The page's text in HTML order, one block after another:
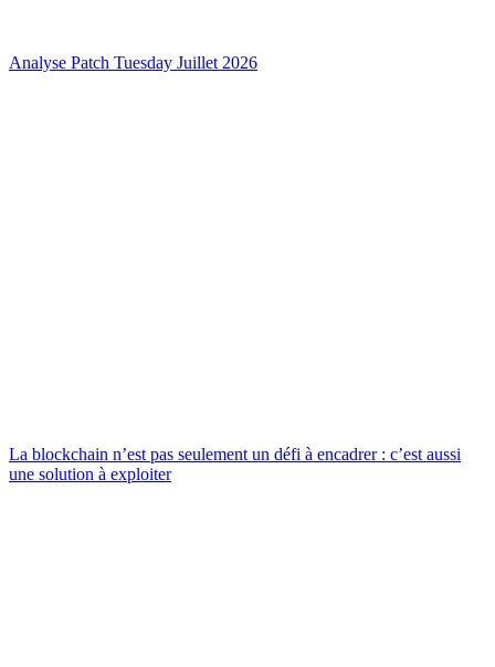
Analyse Patch Tuesday Juillet 2026
La blockchain n’est pas seulement un défi à encadrer : c’est aussi
une solution à exploiter